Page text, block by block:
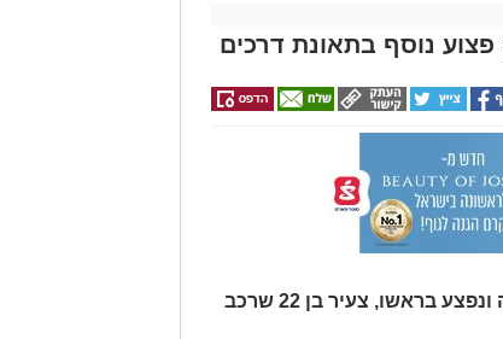
נוסף בתאונת דרכים
פועל בניין בן כ035 נפל מקומה ראשונה ונפצע בראשו, צעיר בן 22 שרכב